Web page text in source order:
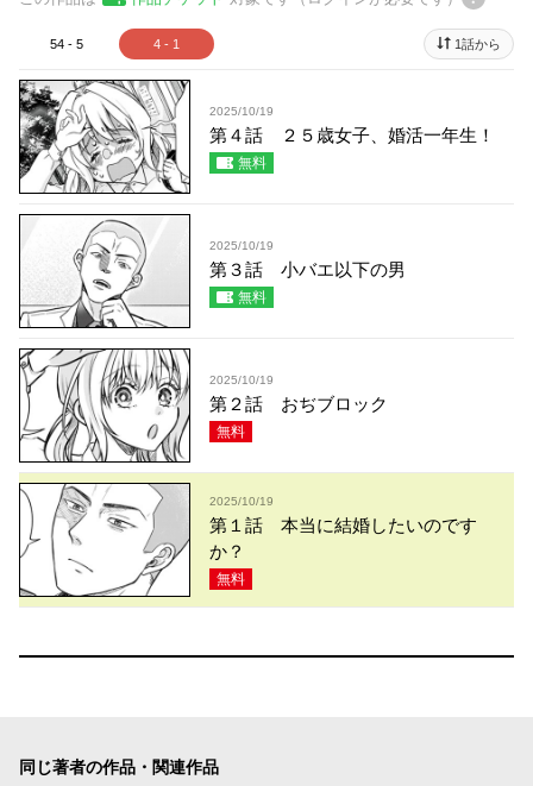
54 - 5 4 - 1 1話から
2025/10/19
第４話 ２５歳女子、婚活一年生！
無料
2025/10/19
第３話 小バエ以下の男
無料
2025/10/19
第２話 おぢブロック
無料
2025/10/19
第１話 本当に結婚したいのです
か？
無料
同じ著者の作品・関連作品